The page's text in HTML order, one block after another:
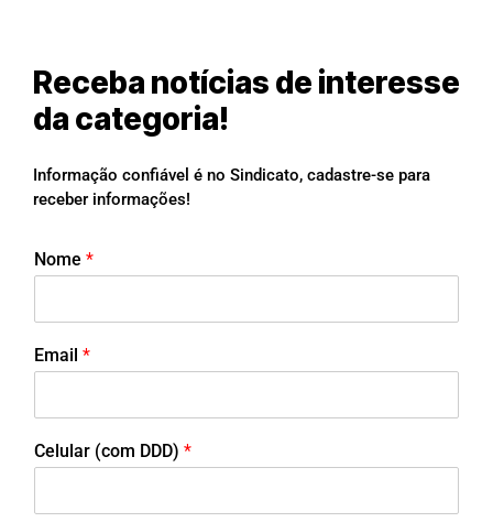
Receba notícias de interesse
da categoria!
Informação confiável é no Sindicato, cadastre-se para
receber informações!
Nome *
Email *
Celular (com DDD) *